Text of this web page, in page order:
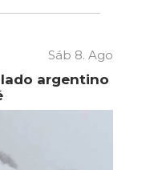
Sáb 8. Ago
argentino